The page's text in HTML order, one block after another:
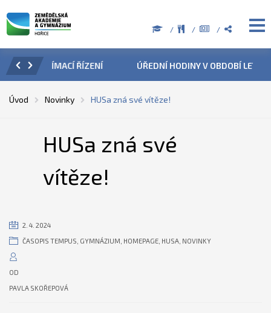
ÚŘEDNÍ HODINY V OBDOBÍ LETNÍCH PRÁZDNIN
Úvod Novinky HUSa zná své vítěze!
HUSa zná své
vítěze!
2. 4. 2024
ČASOPIS TEMPUS GYMNÁZIUM HOMEPAGE HUSA NOVINKY
OD
PAVLA SKOŘEPOVÁ